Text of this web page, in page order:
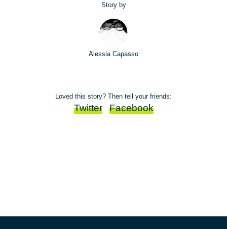
Story by
Alessia Capasso
Loved this story? Then tell your friends:
Twitter Facebook